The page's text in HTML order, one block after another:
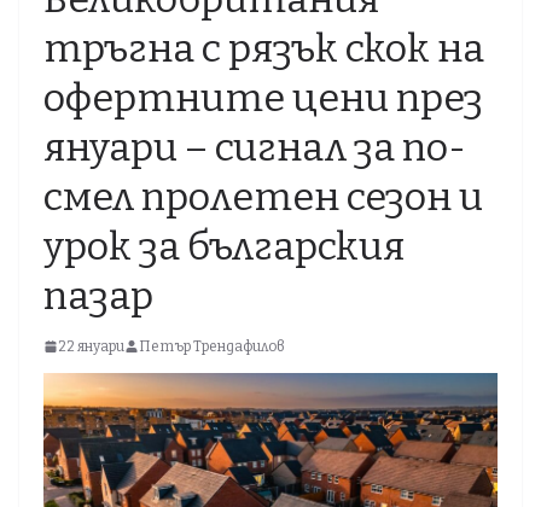
тръгна с рязък скок на
офертните цени през
януари – сигнал за по-
смел пролетен сезон и
урок за българския
пазар
22 януари Петър Трендафилов